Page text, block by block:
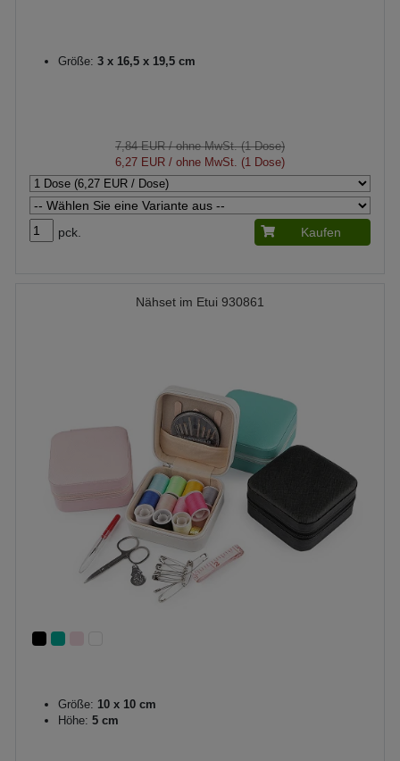
Größe: 3 x 16,5 x 19,5 cm
7,84 EUR/ ohne MwSt. (1 Dose)
6,27 EUR / ohne MwSt. (1 Dose)
pck. Kaufen
Nähset im Etui 930861
Größe: 10 x 10 cm
Höhe: 5 cm